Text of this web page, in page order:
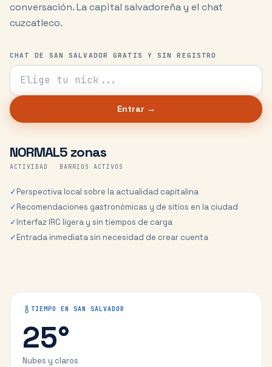
conversación.La capital salvadoreña y el chat
cuzcatleco.
CHAT DE SAN SALVADOR GRATIS Y SIN REGISTRO
Tu nick para el chat
Entrar →
NORMAL
ACTIVIDAD
5 zonas
BARRIOS ACTIVOS
✓Perspectiva local sobre la actualidad capitalina
✓Recomendaciones gastronómicas y de sitios en la ciudad
✓Interfaz IRC ligera y sin tiempos de carga
✓Entrada inmediata sin necesidad de crear cuenta
TIEMPO EN SAN SALVADOR
25°
Nubes y claros